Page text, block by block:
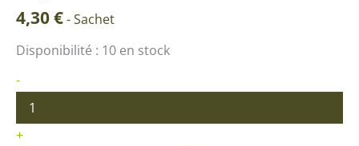
4,30€-Sachet
Disponibilité : 10 en stock
-
quantité
Mâche
Vit
BIO
+